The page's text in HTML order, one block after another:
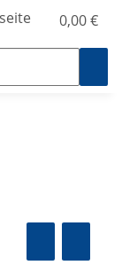
0,00 €